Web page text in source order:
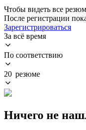
Чтобы видеть все
После регистрации
Зарегистрироваться
За всё время
По соответствию
20 резюме
Ничего не